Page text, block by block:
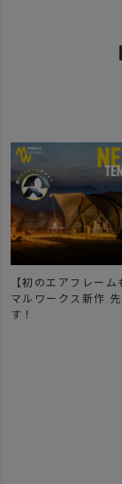
【初のエアフレー
マルワークス新作
す！